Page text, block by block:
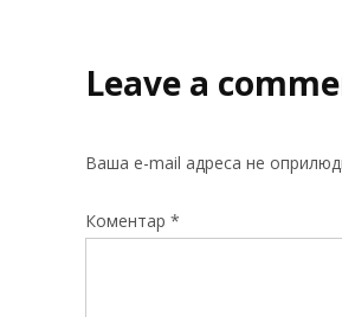
Leave a
Ваша e-mail адреса не
Коментар *